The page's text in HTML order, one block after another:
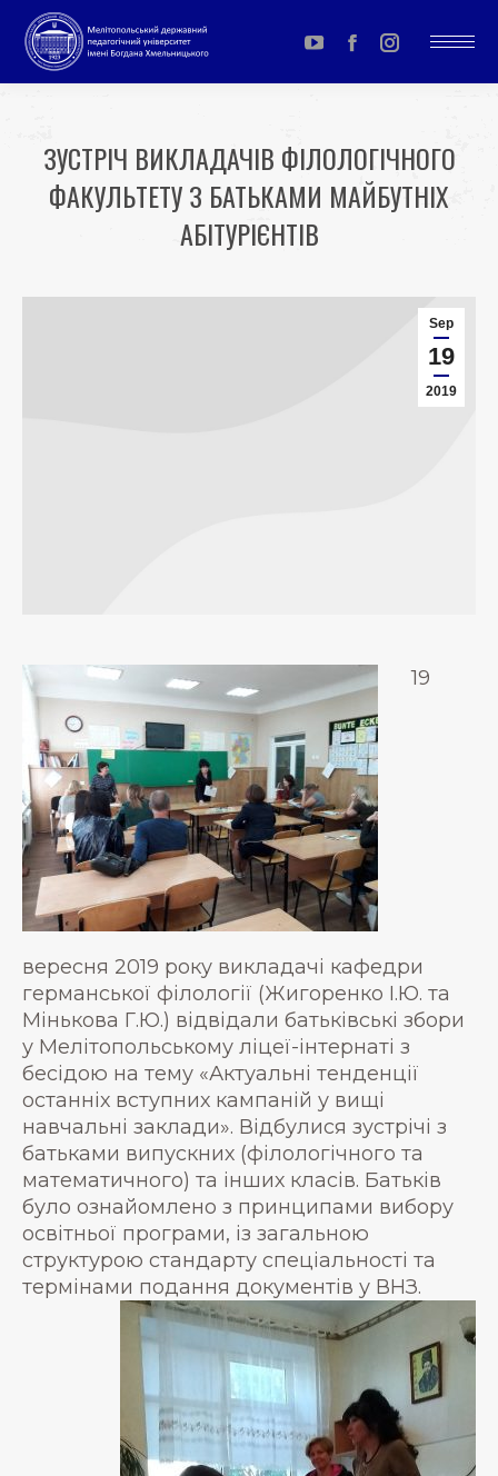
YouTube
page
in
new
window
Facebook
page
in
new
Instagram
page
in
new
ЗУСТРІЧ ВИКЛАДАЧІВ ФІЛОЛОГІЧНОГО
ФАКУЛЬТЕТУ З БАТЬКАМИ МАЙБУТНІХ
АБІТУРІЄНТІВ
Sep
19
2019
19
вересня 2019 року викладачі кафедри
германської філології (Жигоренко І.Ю. та
Мінькова Г.Ю.) відвідали батьківські збори
у Мелітопольському ліцеї-інтернаті з
бесідою на тему «Актуальні тенденції
останніх вступних кампаній у вищі
навчальні заклади». Відбулися зустрічі з
батьками випускних (філологічного та
математичного) та інших класів. Батьків
було ознайомлено з принципами вибору
освітньої програми, із загальною
структурою стандарту спеціальності та
термінами подання документів у ВНЗ.